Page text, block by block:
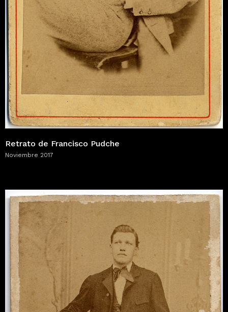
Retrato de Francisco Pudche
Noviembre 2017